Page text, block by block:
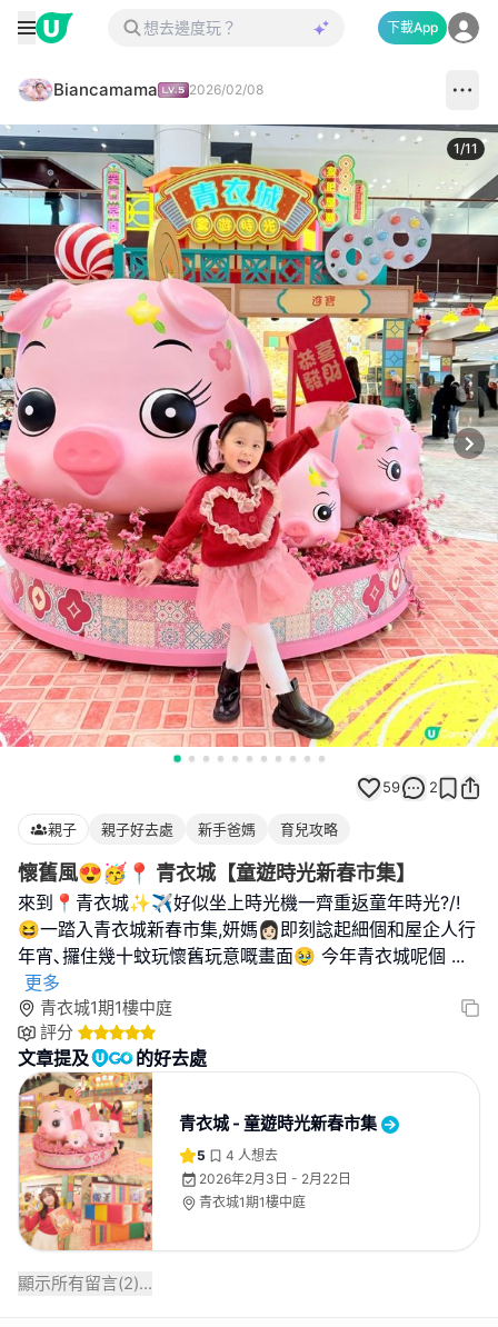
下載App
Biancamama 2026/02/08
1/11
59 2
親子 親子好去處 新手爸媽 育兒攻略
懷舊風😍🥳📍 青衣城【童遊時光新春市集】
來到📍青衣城✨✈️好似坐上時光機一齊重返童年時光?/!
😆一踏入青衣城新春市集,妍媽👩🏻即刻諗起細個和屋企人行
年宵､攞住幾十蚊玩懷舊玩意嘅畫面🥹 今年青衣城呢個 ...
更多
青衣城1期1樓中庭
評分
文章提及 的好去處
青衣城 - 童遊時光新春市集
5 4 人想去
2026年2月3日 - 2月22日
青衣城1期1樓中庭
顯示所有留言(2)...